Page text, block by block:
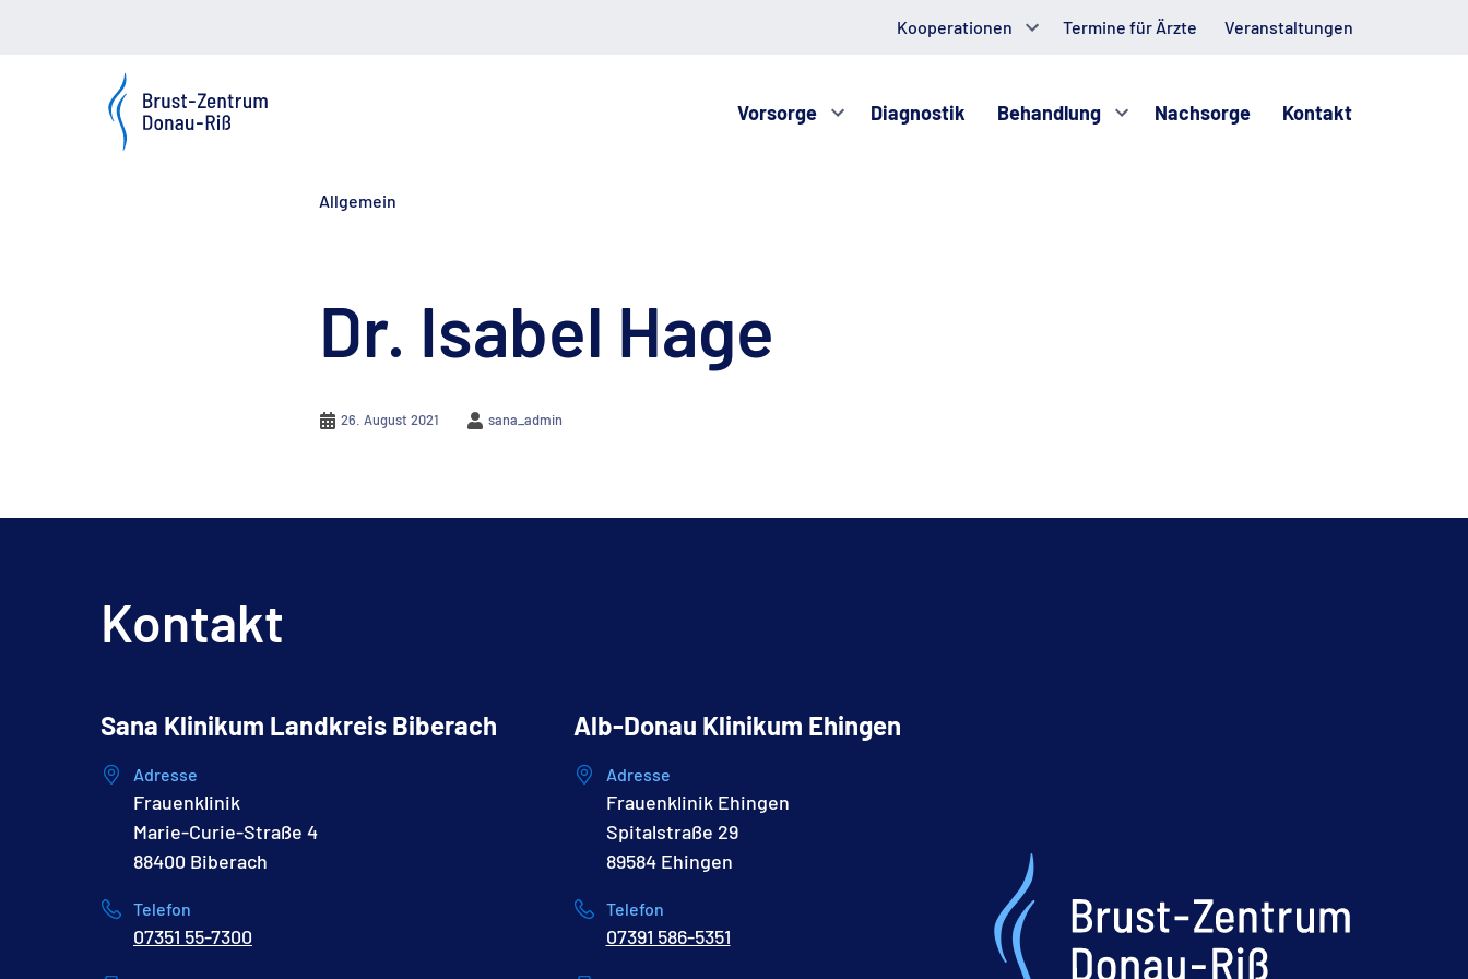
Kooperationen Termine für Ärzte Veranstaltungen
Vorsorge Diagnostik Behandlung Nachsorge Kontakt
Allgemein
Dr. Isabel Hage
26. August 2021 sana_admin
Kontakt
Sana Klinikum Landkreis Biberach
Adresse
Frauenklinik
Marie-Curie-Straße 4
88400 Biberach
Telefon
07351 55-7300
Alb-Donau Klinikum Ehingen
Adresse
Frauenklinik Ehingen
Spitalstraße 29
89584 Ehingen
Telefon
07391 586-5351